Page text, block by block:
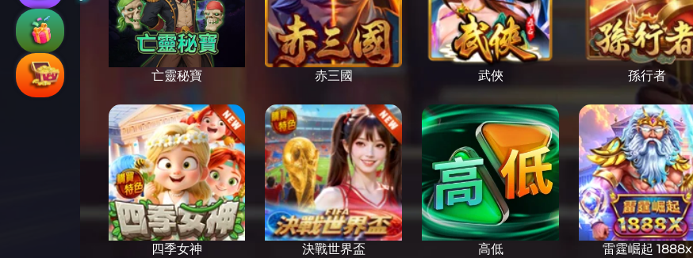
亡靈秘寶 赤三國 武俠 孫行者
四季女神 決戰世界盃 高低 雷霆崛起 1888x